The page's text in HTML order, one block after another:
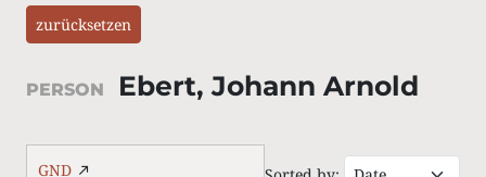
zurücksetzen
PERSON Ebert, Johann Arnold
GND